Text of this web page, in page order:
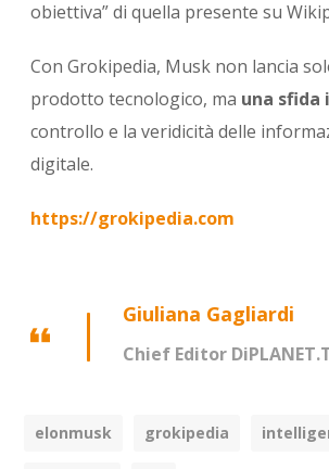
obiettiva” di quella presente su
Con Grokipedia, Musk non lancia
prodotto tecnologico, ma una sfida
controllo e la veridicità delle
digitale.
https://grokipedia.com
Giuliana Gagliardi
Chief Editor
elonmusk grokipedia